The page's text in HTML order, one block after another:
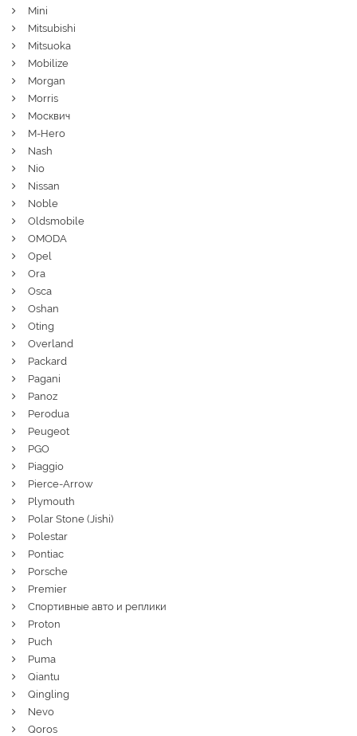
Mini
Mitsubishi
Mitsuoka
Mobilize
Morgan
Morris
Москвич
M-Hero
Nash
Nio
Nissan
Noble
Oldsmobile
OMODA
Opel
Ora
Osca
Oshan
Oting
Overland
Packard
Pagani
Panoz
Perodua
Peugeot
PGO
Piaggio
Pierce-Arrow
Plymouth
Polar Stone (Jishi)
Polestar
Pontiac
Porsche
Premier
Спортивные авто и реплики
Proton
Puch
Puma
Qiantu
Qingling
Nevo
Qoros